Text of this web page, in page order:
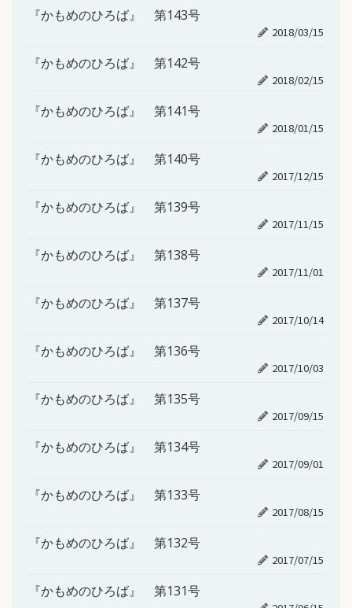
『かもめのひろば』 第143号
2018/03/15
『かもめのひろば』 第142号
2018/02/15
『かもめのひろば』 第141号
2018/01/15
『かもめのひろば』 第140号
2017/12/15
『かもめのひろば』 第139号
2017/11/15
『かもめのひろば』 第138号
2017/11/01
『かもめのひろば』 第137号
2017/10/14
『かもめのひろば』 第136号
2017/10/03
『かもめのひろば』 第135号
2017/09/15
『かもめのひろば』 第134号
2017/09/01
『かもめのひろば』 第133号
2017/08/15
『かもめのひろば』 第132号
2017/07/15
『かもめのひろば』 第131号